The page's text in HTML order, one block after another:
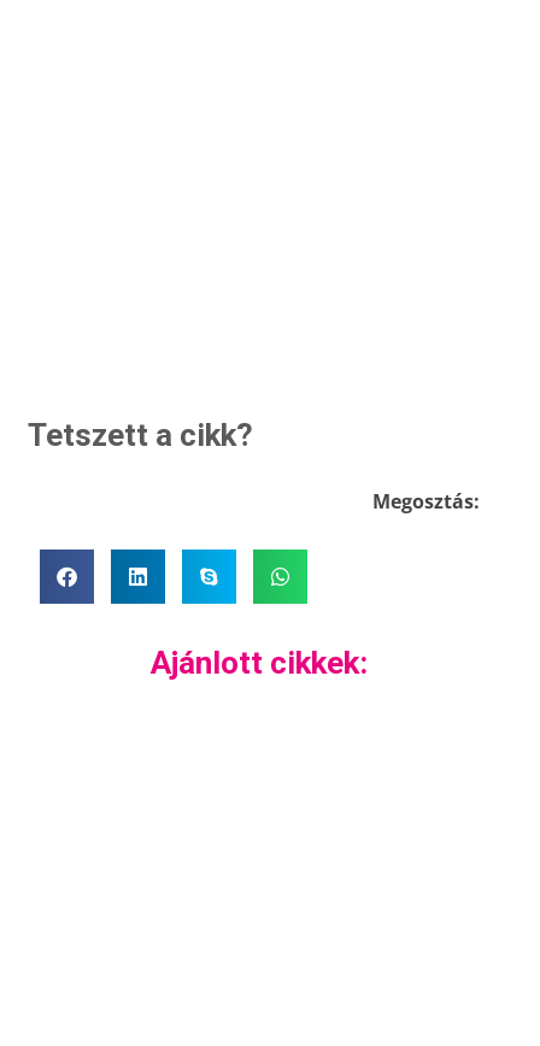
Tetszett a cikk?
Megosztás:
Ajánlott cikkek: